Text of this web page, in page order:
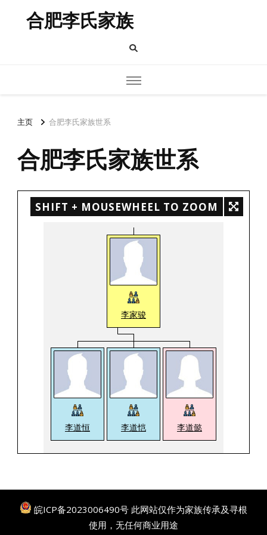
合肥李氏家族
主页 合肥李氏家族世系
合肥李氏家族世系
SHIFT + MOUSEWHEEL TO ZOOM
李家骏
李道恒 李道恺 李道懿
皖ICP备2023006490号 此网站仅作为家族传承及寻根
使用，无任何商业用途